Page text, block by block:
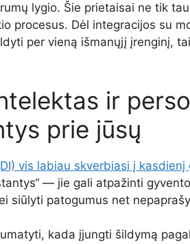
lygio. Šie prietaisai ne tik
procesus. Dėl integracijos su
per vieną išmanųjį įrenginį,
ir
prie jūsų
vis labiau skverbiasi į kasdienį
— jie gali atpažinti
siūlyti patogumus net
kada įjungti šildymą